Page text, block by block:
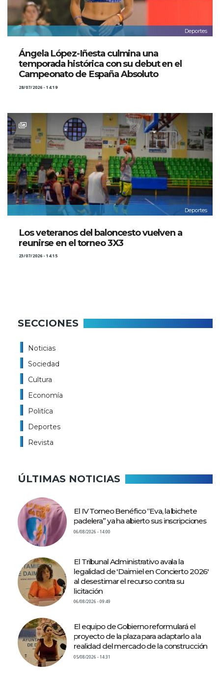
Deportes
Ángela López-Iñesta culmina una
temporada histórica con su debut en el
Campeonato de España Absoluto
28/07/2026 - 14:19
Deportes
Los veteranos del baloncesto vuelven a
reunirse en el torneo 3X3
23/07/2026 - 14:15
SECCIONES
Noticias
Sociedad
Cultura
Economía
Politíca
Deportes
Revista
ÚLTIMAS NOTICIAS
El IV Torneo Benéfico “Eva, la bichete
padelera” ya ha abierto sus inscripciones
06/08/2026 - 14:00
El Tribunal Administrativo avala la
legalidad de 'Daimiel en Concierto 2026'
al desestimar el recurso contra su
licitación
06/08/2026 - 09:49
El equipo de Gobierno reformulará el
proyecto de la plaza para adaptarlo a la
realidad del mercado de la construcción
05/08/2026 - 14:31